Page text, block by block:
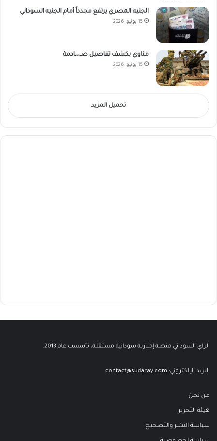
الجنيه المصري يرتفع مجدداً أمام الجنيه السوداني
15 يونيو، 2026
مناوي يكشف تفاصيل صـ،،ـادمة
15 يونيو، 2026
تحميل المزيد
الراي السوداني منصة إخبارية سودانية مستقلة، تأسست عام 2013.
البريد الإلكتروني: contact@sudaray.com
من نحن
هيئة التحرير
سياسة النشر والتصحيح